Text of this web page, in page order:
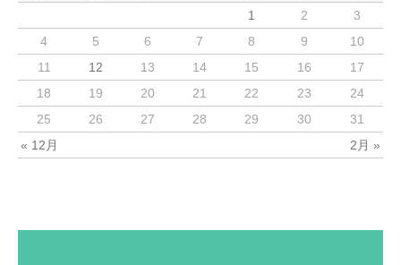
« 12月 2月 »
1 2
3
4
5 6 7 8 9
10
11
12 13 14 15 16
17
18
19 20 21 22 23
24
25
26 27 28 29 30 31